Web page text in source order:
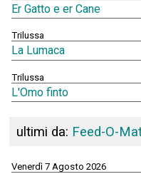
Er Gatto e er Cane
Trilussa
La Lumaca
Trilussa
L'Omo finto
ultimi da: Feed-O-
Venerdì 7 Agosto 2026